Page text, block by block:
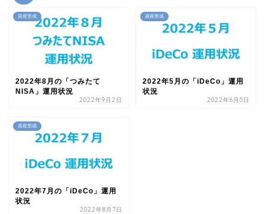
資産形成
2022年8月の「つみたて
NISA」運用状況
2022年9月2日
資産形成
2022年5月の「iDeCo」運用
状況
2022年6月5日
資産形成
2022年7月の「iDeCo」運用
状況
2022年8月7日